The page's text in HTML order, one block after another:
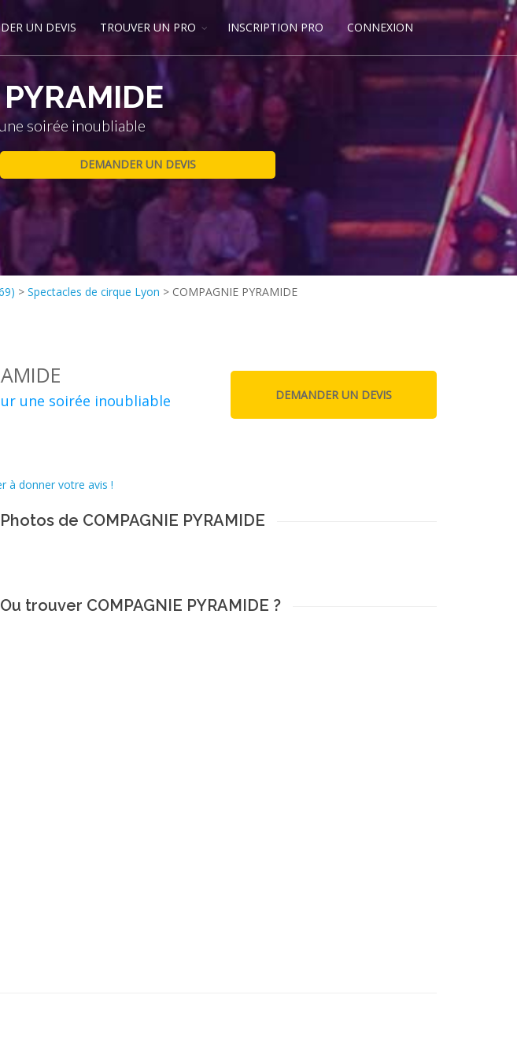
UN DEVIS TROUVER UN PRO INSCRIPTION PRO CONNEXION
soirée inoubliable
> Spectacles de cirque Lyon > COMPAGNIE PYRAMIDE
une soirée inoubliable
à donner votre avis !
Photos de COMPAGNIE PYRAMIDE
Ou trouver COMPAGNIE PYRAMIDE ?